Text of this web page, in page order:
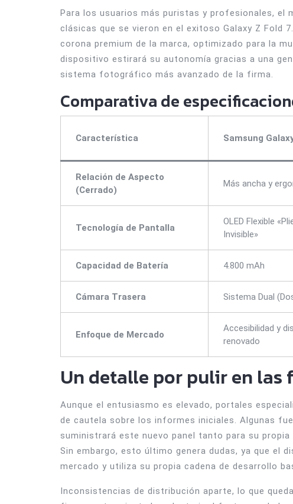
Para los usuarios más puristas y profesionales, el
clásicas que se vieron en el exitoso Galaxy Z Fold
corona premium de la marca, optimizado para la
dispositivo estirará su autonomía gracias a una
sistema fotográfico más avanzado de la firma.
Comparativa de
Característica Samsung
Relación de Aspecto
(Cerrado)
Más ancha y
Tecnología de Pantalla
OLED Flexible
Invisible»
Capacidad de Batería 4.800 mAh
Cámara Trasera Sistema Dual
Enfoque de Mercado
Accesibilidad y
renovado
Un detalle por pulir en las
Aunque el entusiasmo es elevado, portales
de cautela sobre los informes iniciales. Algunas
suministrará este nuevo panel tanto para su propia
Sin embargo, esto último genera dudas, ya que el
mercado y utiliza su propia cadena de desarrollo
Inconsistencias de distribución aparte, lo que